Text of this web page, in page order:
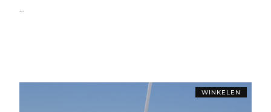
...
WINKELEN